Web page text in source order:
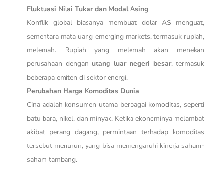
Fluktuasi Nilai Tukar dan Modal Asing
Konflik global biasanya membuat dolar AS menguat,
sementara mata uang emerging markets, termasuk rupiah,
melemah. Rupiah yang melemah akan menekan
perusahaan dengan utang luar negeri besar, termasuk
beberapa emiten di sektor energi.
Perubahan Harga Komoditas Dunia
Cina adalah konsumen utama berbagai komoditas, seperti
batu bara, nikel, dan minyak. Ketika ekonominya melambat
akibat perang dagang, permintaan terhadap komoditas
tersebut menurun, yang bisa memengaruhi kinerja saham-
saham tambang.